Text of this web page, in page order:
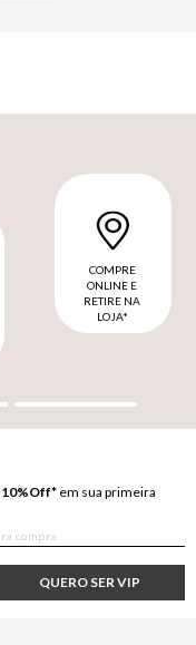
COMPRE
ONLINE E
RETIRE NA
LOJA*
10%Off* em sua primeira
QUERO SER VIP